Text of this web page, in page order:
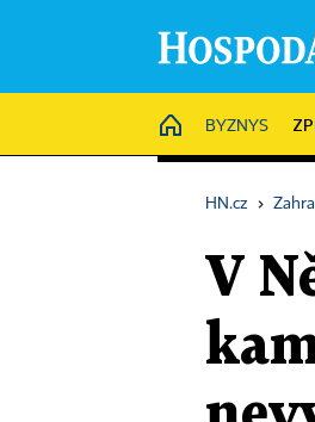
HOME
BYZNYS
HN.cz ›
V